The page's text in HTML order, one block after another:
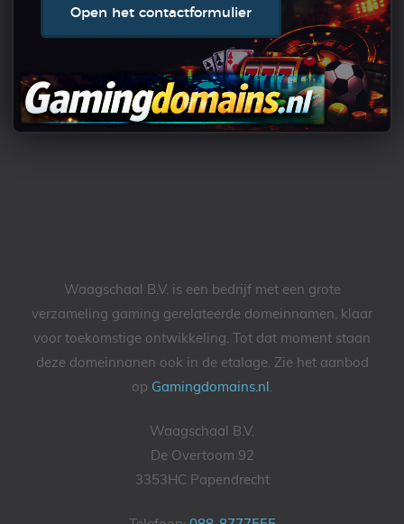
Waagschaal B.V. is een bedrijf met een grote
verzameling gaming gerelateerde domeinnamen, klaar
voor toekomstige ontwikkeling. Tot dat moment staan
deze domeinnanen ook in de etalage. Zie het aanbod
op Gamingdomains.nl .
Waagschaal B.V.
De Overtoom 92
3353HC Papendrecht